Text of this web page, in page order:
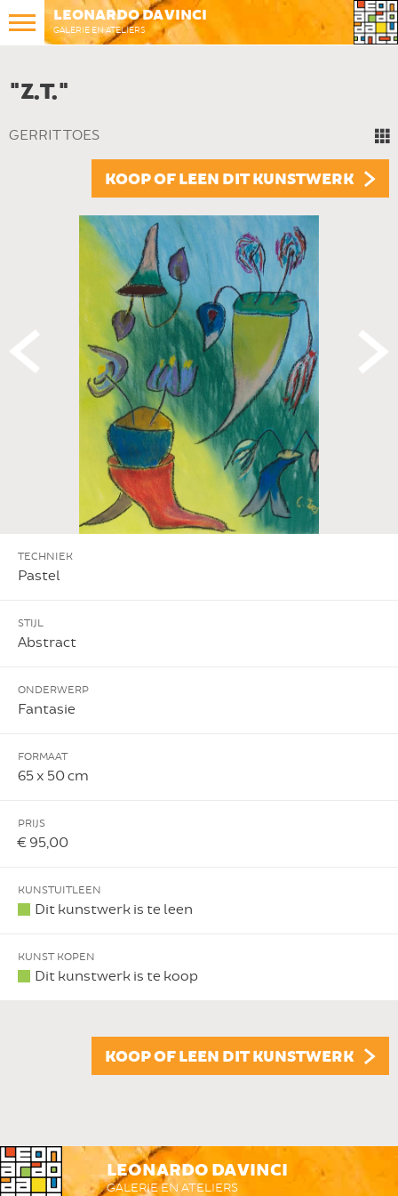
LEONARDO DA VINCI
GALERIE EN ATELIERS
"Z.T."
GERRIT TOES
KOOP OF LEEN DIT KUNSTWERK
TECHNIEK
Pastel
STIJL
Abstract
ONDERWERP
Fantasie
FORMAAT
65 x 50 cm
PRIJS
€ 95,00
KUNSTUITLEEN
Dit kunstwerk is te leen
KUNST KOPEN
Dit kunstwerk is te koop
KOOP OF LEEN DIT KUNSTWERK
LEONARDO DA VINCI
GALERIE EN ATELIERS